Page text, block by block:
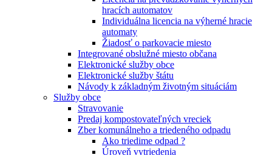
hracích automatov
Individuálna licencia na výherné hracie
automaty
Žiadosť o parkovacie miesto
Integrované obslužné miesto občana
Elektronické služby obce
Elektronické služby štátu
Návody k základným životným situáciám
Služby obce
Stravovanie
Predaj kompostovateľných vreciek
Zber komunálneho a triedeného odpadu
Ako triedime odpad ?
Úroveň vytriedenia